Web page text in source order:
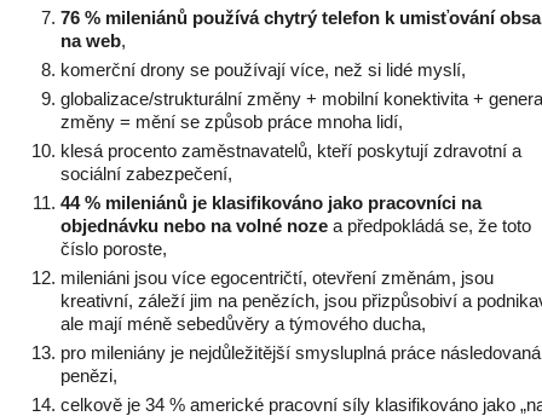
76 % mileniánů používá chytrý telefon k umisťování
na web,
komerční drony se používají více, než si lidé myslí,
globalizace/strukturální změny + mobilní konektivita +
změny = mění se způsob práce mnoha lidí,
klesá procento zaměstnavatelů, kteří poskytují zdravotní a
sociální zabezpečení,
44 % mileniánů je klasifikováno jako pracovníci na
objednávku nebo na volné noze a předpokládá se, že toto
číslo poroste,
mileniáni jsou více egocentričtí, otevření změnám, jsou
kreativní, záleží jim na penězích, jsou přizpůsobiví a
ale mají méně sebedůvěry a týmového ducha,
pro mileniány je nejdůležitější smysluplná práce následovaná
penězi,
celkově je 34 % americké pracovní síly klasifikováno jako